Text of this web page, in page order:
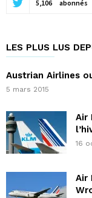
5,106 abonnés
LES PLUS LUS
Austrian Airlines
5 mars 2015
Air
16
Air